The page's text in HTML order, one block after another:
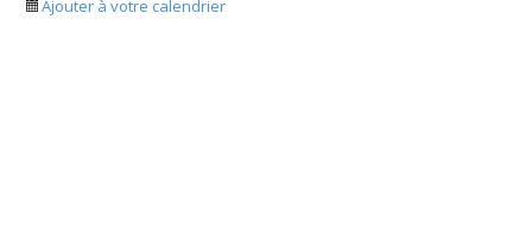
Ajouter à votre calendrier